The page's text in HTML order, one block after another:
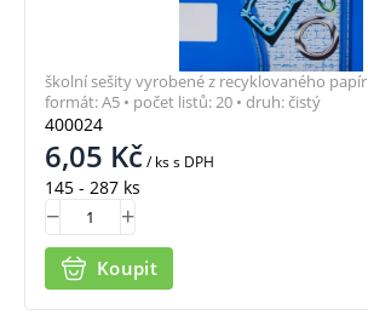
400024
6,05 Kč/ kss DPH
145 - 287 ks
Koupit
školní sešity vyrobené z recyklovaného
formát: A5 • počet listů: 20 • druh: čistý